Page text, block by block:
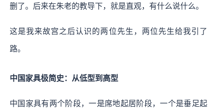
删了。后来在朱老的教导下，就是直观，有什么说什么。
这是我来故宫之后认识的两位先生，两位先生给我引了
路。
中国家具极简史：从低型到高型
中国家具有两个阶段，一是席地起居阶段，一个是垂足起